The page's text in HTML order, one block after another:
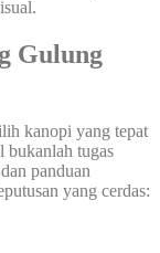
Gulung
kanopi yang tepat
bukanlah tugas
panduan
yang cerdas: